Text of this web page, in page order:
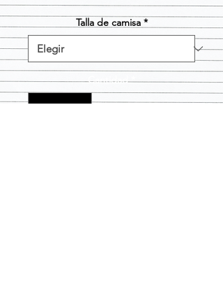
Talla de camisa *
Cantidad *